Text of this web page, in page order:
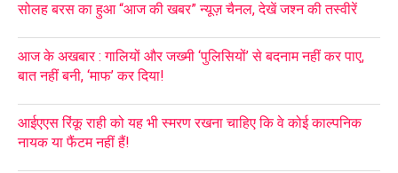
सोलह बरस का हुआ “आज की खबर” न्यूज़ चैनल, देखें जश्न की तस्वीरें
आज के अखबार : गालियों और जख्मी ‘पुलिसियों’ से बदनाम नहीं कर पाए,
बात नहीं बनी, ‘माफ’ कर दिया!
आईएएस रिंकू राही को यह भी स्मरण रखना चाहिए कि वे कोई काल्पनिक
नायक या फैंटम नहीं हैं!